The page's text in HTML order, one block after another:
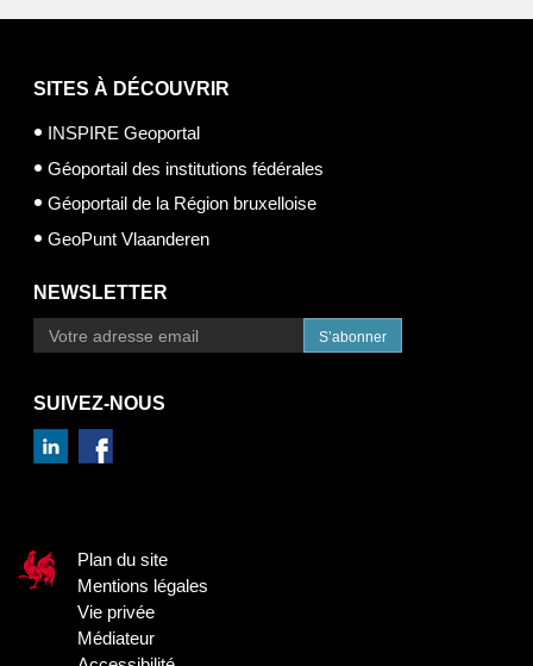
SITES À DÉCOUVRIR
INSPIRE Geoportal
Géoportail des institutions fédérales
Géoportail de la Région bruxelloise
GeoPunt Vlaanderen
NEWSLETTER
S’abonner
SUIVEZ-NOUS
Plan du site
Mentions légales
Vie privée
Médiateur